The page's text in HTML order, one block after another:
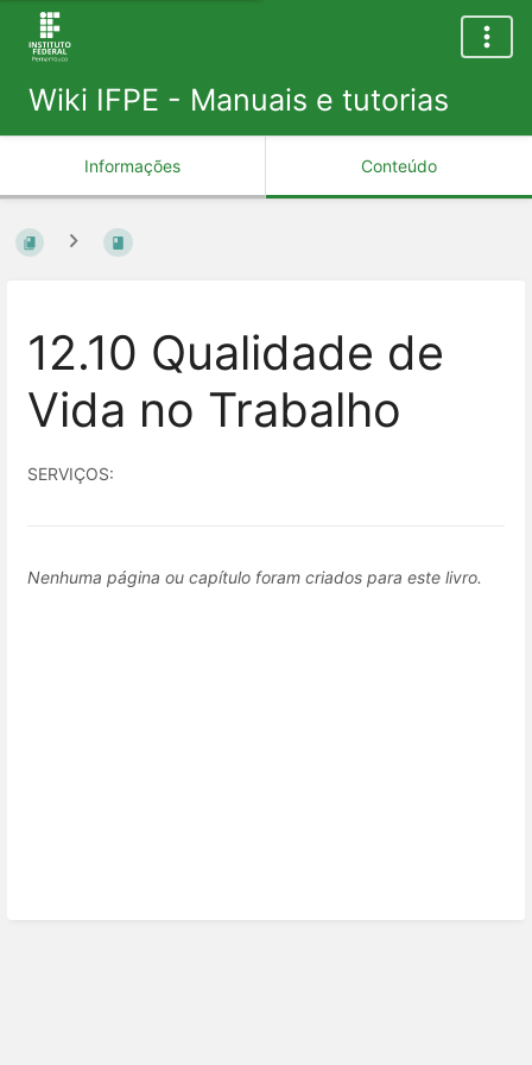
Wiki IFPE - Manuais e tutorias
Informações Conteúdo
12.10 Qualidade de
Vida no Trabalho
SERVIÇOS:
Nenhuma página ou capítulo foram criados para este livro.